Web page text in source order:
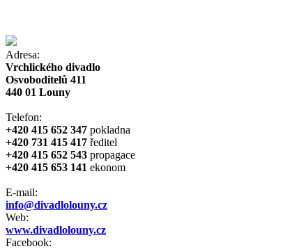
Adresa:
Vrchlického divadlo
Osvoboditelů 411
440 01 Louny
Telefon:
+420 415 652 347 pokladna
+420 731 415 417 ředitel
+420 415 652 543 propagace
+420 415 653 141 ekonom
E-mail:
info@divadlolouny.cz
Web:
www.divadlolouny.cz
Facebook: